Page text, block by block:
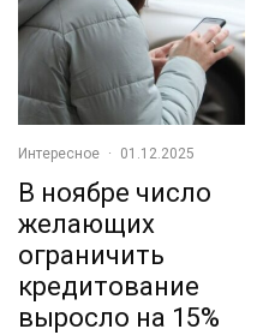
Интересное · 01.12.2025
В ноябре число
желающих
ограничить
кредитование
выросло на 15%